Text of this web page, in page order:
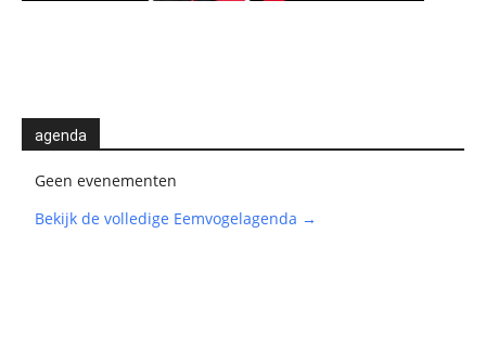
agenda
Geen evenementen
Bekijk de volledige Eemvogelagenda →